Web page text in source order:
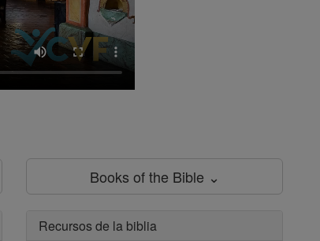
Books of the Bible ⌄
Recursos de la biblia